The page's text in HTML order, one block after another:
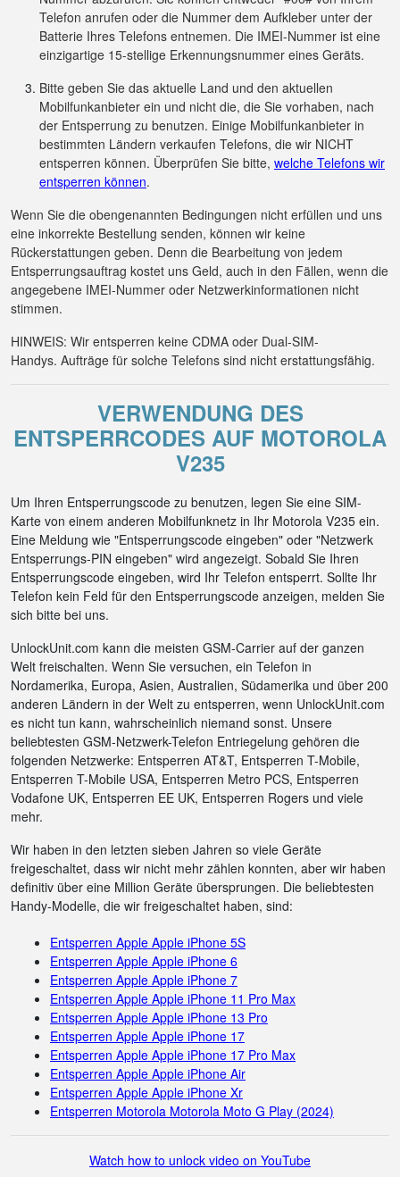
Telefon anrufen oder die Nummer dem Aufkleber unter der
Batterie Ihres Telefons entnemen. Die IMEI-Nummer ist eine
einzigartige 15-stellige Erkennungsnummer eines Geräts.
Bitte geben Sie das aktuelle Land und den aktuellen
Mobilfunkanbieter ein und nicht die, die Sie vorhaben, nach
der Entsperrung zu benutzen. Einige Mobilfunkanbieter in
bestimmten Ländern verkaufen Telefons, die wir NICHT
entsperren können. Überprüfen Sie bitte, welche Telefons wir
entsperren können.
Wenn Sie die obengenannten Bedingungen nicht erfüllen und uns
eine inkorrekte Bestellung senden, können wir keine
Rückerstattungen geben. Denn die Bearbeitung von jedem
Entsperrungsauftrag kostet uns Geld, auch in den Fällen, wenn die
angegebene IMEI-Nummer oder Netzwerkinformationen nicht
stimmen.
HINWEIS: Wir entsperren keine CDMA oder Dual-SIM-
Handys. Aufträge für solche Telefons sind nicht erstattungsfähig.
VERWENDUNG DES
ENTSPERRCODES AUF MOTOROLA
V235
Um Ihren Entsperrungscode zu benutzen, legen Sie eine SIM-
Karte von einem anderen Mobilfunknetz in Ihr Motorola V235 ein.
Eine Meldung wie "Entsperrungscode eingeben" oder "Netzwerk
Entsperrungs-PIN eingeben" wird angezeigt. Sobald Sie Ihren
Entsperrungscode eingeben, wird Ihr Telefon entsperrt. Sollte Ihr
Telefon kein Feld für den Entsperrungscode anzeigen, melden Sie
sich bitte bei uns.
UnlockUnit.com kann die meisten GSM-Carrier auf der ganzen
Welt freischalten. Wenn Sie versuchen, ein Telefon in
Nordamerika, Europa, Asien, Australien, Südamerika und über 200
anderen Ländern in der Welt zu entsperren, wenn UnlockUnit.com
es nicht tun kann, wahrscheinlich niemand sonst. Unsere
beliebtesten GSM-Netzwerk-Telefon Entriegelung gehören die
folgenden Netzwerke: Entsperren AT&T, Entsperren T-Mobile,
Entsperren T-Mobile USA, Entsperren Metro PCS, Entsperren
Vodafone UK, Entsperren EE UK, Entsperren Rogers und viele
mehr.
Wir haben in den letzten sieben Jahren so viele Geräte
freigeschaltet, dass wir nicht mehr zählen konnten, aber wir haben
definitiv über eine Million Geräte übersprungen. Die beliebtesten
Handy-Modelle, die wir freigeschaltet haben, sind:
Entsperren Apple Apple iPhone 5S
Entsperren Apple Apple iPhone 6
Entsperren Apple Apple iPhone 7
Entsperren Apple Apple iPhone 11 Pro Max
Entsperren Apple Apple iPhone 13 Pro
Entsperren Apple Apple iPhone 17
Entsperren Apple Apple iPhone 17 Pro Max
Entsperren Apple Apple iPhone Air
Entsperren Apple Apple iPhone Xr
Entsperren Motorola Motorola Moto G Play (2024)
Watch how to unlock video on YouTube